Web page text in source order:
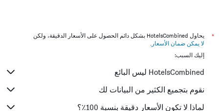
*
يحاول HotelsCombined بشكل دائم الحصول على الأسعار الدقيقة، ولكن
لا يمكن ضمان الأسعار .
إليك السبب:
HotelsCombined ليس البائع
نقوم بتجميع الكثير من البيانات لك
لماذا لا تكون الأسعار دقيقة بنسبة 100٪؟